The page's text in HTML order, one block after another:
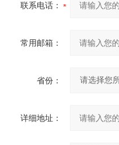
联系电话：
常用邮箱：
省份：
详细地址：